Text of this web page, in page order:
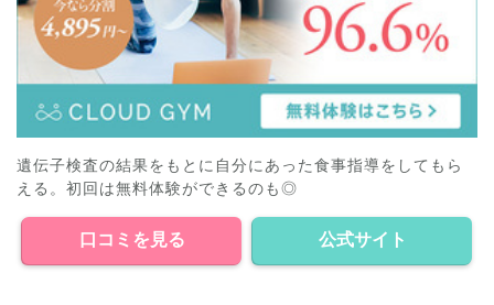
遺伝子検査の結果をもとに自分にあった食事指導をしてもら
える。初回は無料体験ができるのも◎
口コミを見る 公式サイト